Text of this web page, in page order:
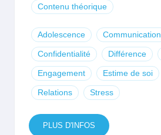
Contenu théorique
Adolescence Communication
Confidentialité Différence
Engagement Estime de soi
Relations Stress
PLUS D'INFOS